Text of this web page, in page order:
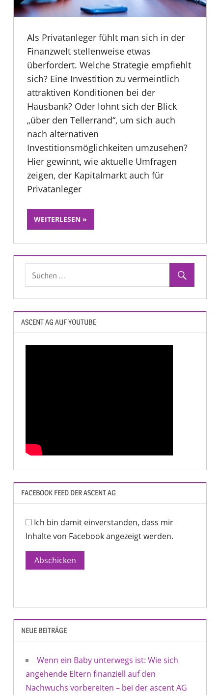
Als Privatanleger fühlt man sich in der
Finanzwelt stellenweise etwas
überfordert. Welche Strategie empfiehlt
sich? Eine Investition zu vermeintlich
attraktiven Konditionen bei der
Hausbank? Oder lohnt sich der Blick
„über den Tellerrand“, um sich auch
nach alternativen
Investitionsmöglichkeiten umzusehen?
Hier gewinnt, wie aktuelle Umfragen
zeigen, der Kapitalmarkt auch für
Privatanleger
WEITERLESEN
ASCENT AG AUF YOUTUBE
FACEBOOK FEED DER ASCENT AG
Ich bin damit einverstanden, dass mir
Inhalte von Facebook angezeigt werden.
Abschicken
NEUE BEITRÄGE
Wenn ein Baby unterwegs ist: Wie sich
angehende Eltern finanziell auf den
Nachwuchs vorbereiten – bei der ascent AG